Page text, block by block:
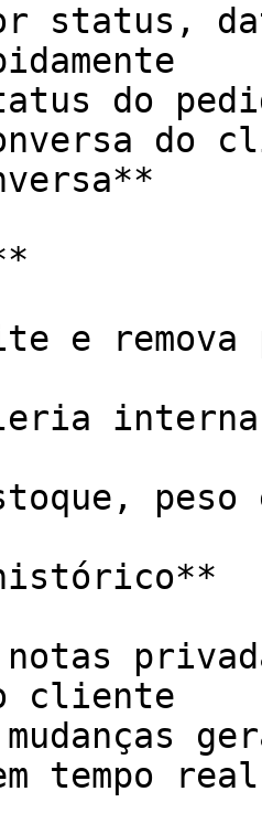
status,
do
do
e remova
peso
cliente
tempo real